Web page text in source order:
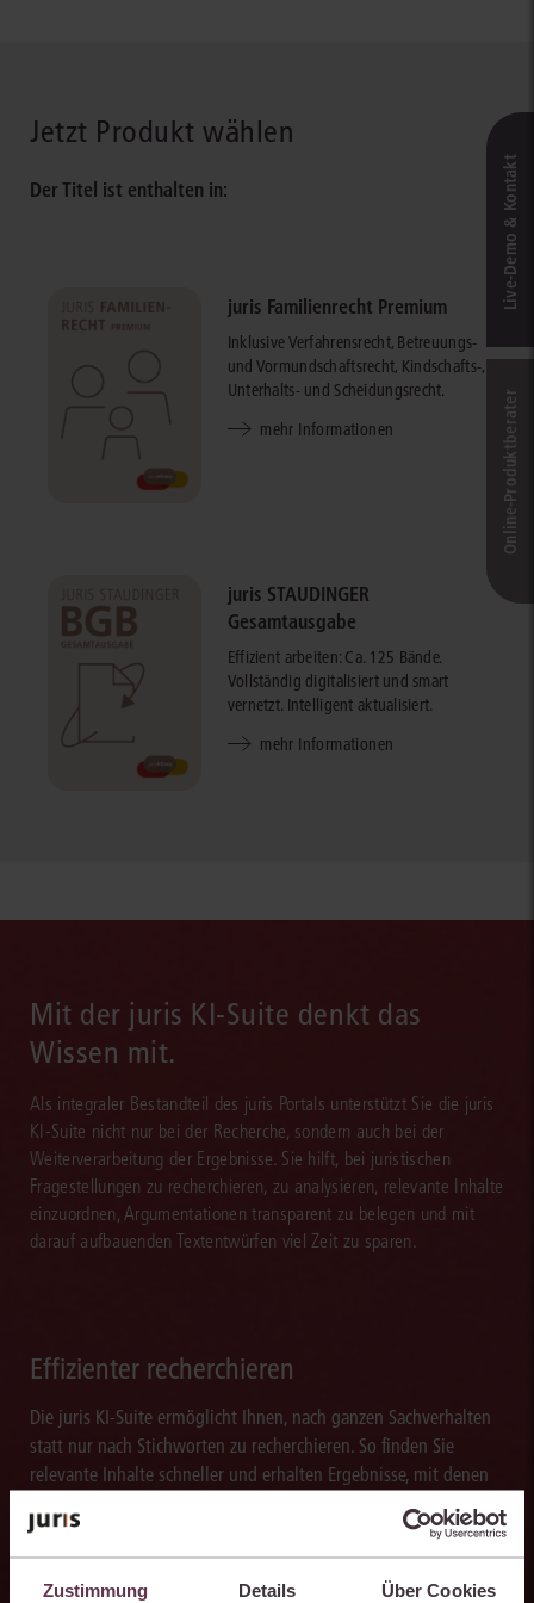
Zustimmung Details Über Cookies
Jetzt Produkt wählen
Der Titel ist enthalten in:
juris Familienrecht Premium
Inklusive Verfahrensrecht, Betreuungs-
und Vormundschaftsrecht, Kindschafts-,
Unterhalts- und Scheidungsrecht.
mehr Informationen
juris STAUDINGER
Gesamtausgabe
Effizient arbeiten: Ca. 125 Bände.
Vollständig digitalisiert und smart
vernetzt. Intelligent aktualisiert.
mehr Informationen
Mit der juris KI-Suite denkt das
Wissen mit.
Als integraler Bestandteil des juris Portals unterstützt Sie die juris
KI-Suite nicht nur bei der Recherche, sondern auch bei der
Weiterverarbeitung der Ergebnisse. Sie hilft, bei juristischen
Fragestellungen zu recherchieren, zu analysieren, relevante Inhalte
einzuordnen, Argumentationen transparent zu belegen und mit
darauf aufbauenden Textentwürfen viel Zeit zu sparen.
Effizienter recherchieren
Die juris KI-Suite ermöglicht Ihnen, nach ganzen Sachverhalten
statt nur nach Stichworten zu recherchieren. So finden Sie
relevante Inhalte schneller und erhalten Ergebnisse, mit denen
Live‑Demo & Kontakt
Online-Produkt­berater